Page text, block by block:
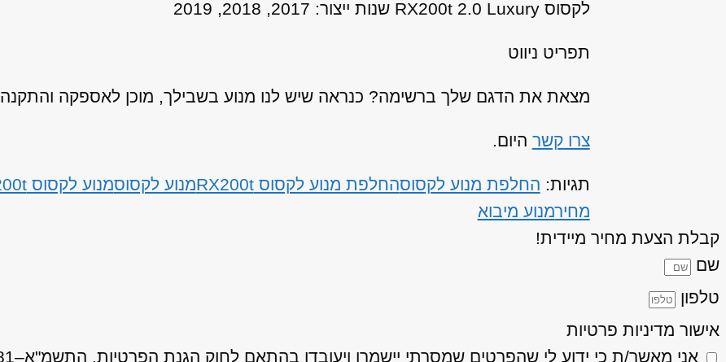
לקסוס RX200t 2.0 Luxury שנות ייצור: 2017, 2018, 2019
תפריט ניווט
מצאת את הדגם שלך ברשימה? כנראה שיש לנו מנוע בשבילך, מוכן לאספקה והתקנה
צרו קשר היום.
תגיות: החלפת מנוע לקסוסהחלפת מנוע לקסוס RX200t מנוע לקסוסמנוע לקסוס RX200t
מחירמנוע מיבוא
קבלת הצעת מחיר מיידית!
שם
טלפון
אישור מדיניות פרטיות
אני מאשר/ת כי ידוע לי שהפרטים שמסרתי יישמרו ויעובדו בהתאם לחוק הגנת הפרטיות, התשמ"א–1981 (כולל תיקון 13), ובהתאם ל